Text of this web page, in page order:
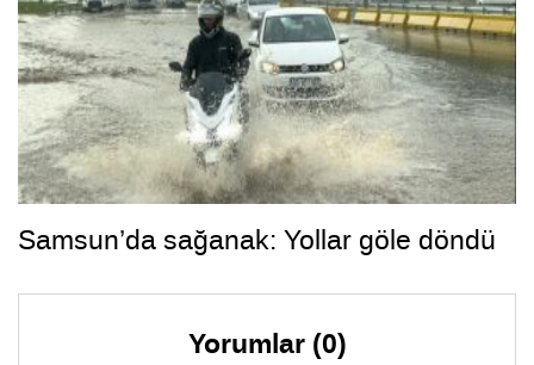
Samsun’da sağanak: Yollar göle döndü
Yorumlar (0)